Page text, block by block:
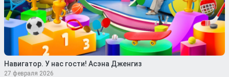
Навигатор. У нас гости! Асэна Дженгиз
27 февраля 2026